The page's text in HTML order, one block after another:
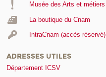
Musée des Arts et métiers
La boutique du Cnam
IntraCnam (accès réservé)
ADRESSES UTILES
Département ICSV